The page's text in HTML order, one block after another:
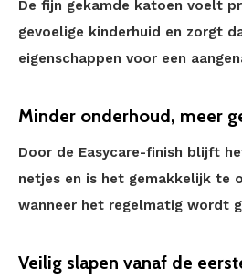
De fijn gekamde katoen voelt
gevoelige kinderhuid en zorgt
eigenschappen voor een
Minder onderhoud, meer
Door de Easycare-finish blijft
netjes en is het gemakkelijk te
wanneer het regelmatig wordt
Veilig slapen vanaf de